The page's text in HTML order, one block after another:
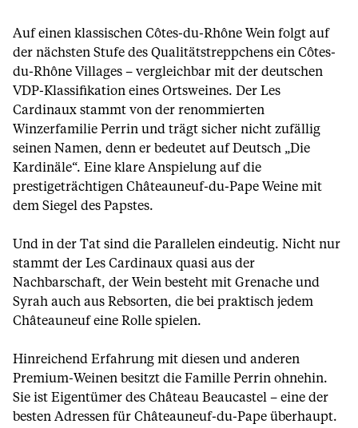
Auf einen klassischen Côtes-du-Rhône Wein folgt auf
der nächsten Stufe des Qualitätstreppchens ein Côtes-
du-Rhône Villages – vergleichbar mit der deutschen
VDP-Klassifikation eines Ortsweines. Der Les
Cardinaux stammt von der renommierten
Winzerfamilie Perrin und trägt sicher nicht zufällig
seinen Namen, denn er bedeutet auf Deutsch „Die
Kardinäle“. Eine klare Anspielung auf die
prestigeträchtigen Châteauneuf-du-Pape Weine mit
dem Siegel des Papstes.
Und in der Tat sind die Parallelen eindeutig. Nicht nur
stammt der Les Cardinaux quasi aus der
Nachbarschaft, der Wein besteht mit Grenache und
Syrah auch aus Rebsorten, die bei praktisch jedem
Châteauneuf eine Rolle spielen.
Hinreichend Erfahrung mit diesen und anderen
Premium-Weinen besitzt die Famille Perrin ohnehin.
Sie ist Eigentümer des Château Beaucastel – eine der
besten Adressen für Châteauneuf-du-Pape überhaupt.